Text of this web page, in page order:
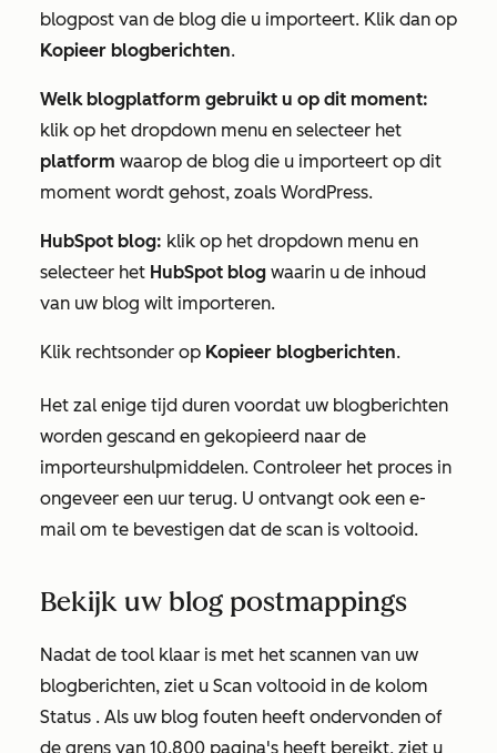
blogpost van de blog die u importeert. Klik dan op
Kopieer blogberichten.
Welk blogplatform gebruikt u op dit moment:
klik op het dropdown menu en selecteer het
platform waarop de blog die u importeert op dit
moment wordt gehost, zoals WordPress.
HubSpot blog: klik op het dropdown menu en
selecteer het HubSpot blog waarin u de inhoud
van uw blog wilt importeren.
Klik rechtsonder op Kopieer blogberichten.
Het zal enige tijd duren voordat uw blogberichten
worden gescand en gekopieerd naar de
importeurshulpmiddelen. Controleer het proces in
ongeveer een uur terug. U ontvangt ook een e-
mail om te bevestigen dat de scan is voltooid.
Bekijk uw blog postmappings
Nadat de tool klaar is met het scannen van uw
blogberichten, ziet u Scan voltooid in de kolom
Status . Als uw blog fouten heeft ondervonden of
de grens van 10.800 pagina's heeft bereikt, ziet u